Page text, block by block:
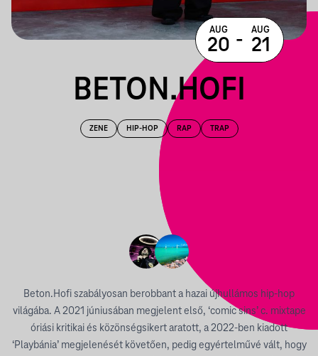
BETON.HOFI
ZENE HIP-HOP RAP TRAP
Beton.Hofi szabályosan berobbant a hazai újhullámos hip-hop
világába. A 2021 júniusában megjelent első, ‘comic sins’ c. mixtape
óriási kritikai és közönségsikert aratott, a 2022-ben kiadott
‘Playbánia’ megjelenését követően, pedig egyértelművé vált, hogy
AUG
20 - AUG
21